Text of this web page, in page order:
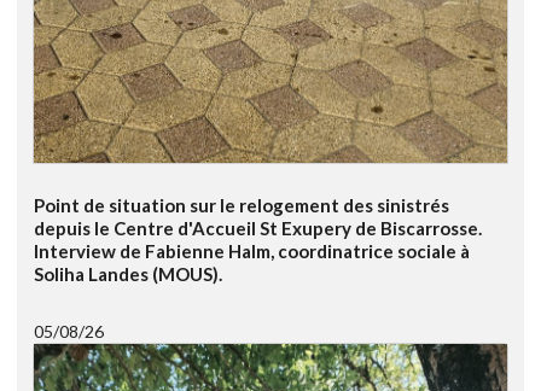
Point de situation sur le relogement des sinistrés
depuis le Centre d'Accueil St Exupery de Biscarrosse.
Interview de Fabienne Halm, coordinatrice sociale à
Soliha Landes (MOUS).
05/08/26